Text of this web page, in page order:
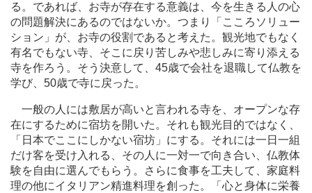
る。であれば、お寺が存在する意義は、今を生きる人の心
の問題解決にあるのではないか。つまり「こころソリュー
ション」が、お寺の役割であると考えた。観光地でもなく
有名でもない寺、そこに戻り苦しみや悲しみに寄り添える
寺を作ろう。そう決意して、45歳で会社を退職して仏教を
学び、50歳で寺に戻った。
一般の人には敷居が高いと言われる寺を、オープンな存
在にするために宿坊を開いた。それも観光目的ではなく、
「日本でここにしかない宿坊」にする。それには一日一組
だけ客を受け入れる、その人に一対一で向き合い、仏教体
験を自由に選んでもらう。さらに食事を工夫して、家庭料
理の他にイタリアン精進料理を創った。「心と身体に栄養